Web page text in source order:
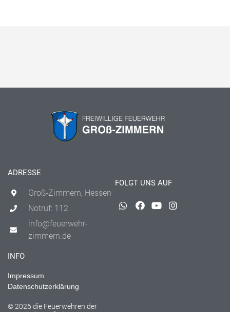
ADRESSE
Groß-Zimmern, Hessen
Notruf: 112
info@feuerwehr-
zimmern.de
FOLGT UNS AUF
INFO
Impressum
Datenschutzerklärung
© 2026 die Feuerwehren der